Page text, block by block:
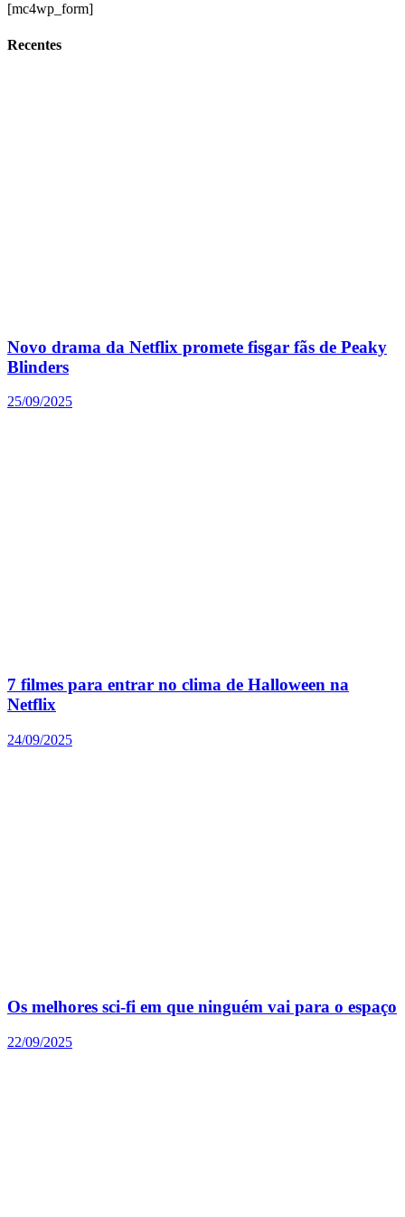
[mc4wp_form]
Recentes
Novo drama da Netflix promete fisgar fãs de Peaky
Blinders
25/09/2025
7 filmes para entrar no clima de Halloween na
Netflix
24/09/2025
Os melhores sci-fi em que ninguém vai para o espaço
22/09/2025